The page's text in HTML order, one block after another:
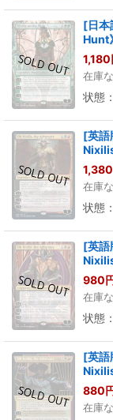
[日本
Hunt
1,180
在庫
状態
[英語
1,380
在庫
状態
[英語
980
在庫
状態
[英語
880
在庫